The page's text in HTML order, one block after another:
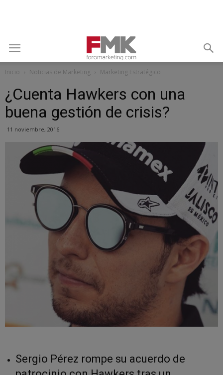
Inicio Noticias de Marketing Marketing Estratégico
¿Cuenta Hawkers con una
buena gestión de crisis?
11 noviembre, 2016
Sergio Pérez rompe su acuerdo de